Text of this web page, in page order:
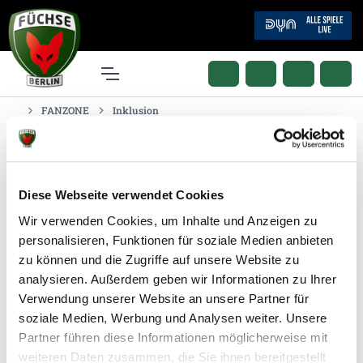
Diese Webseite verwendet Cookies
Wir verwenden Cookies, um Inhalte und Anzeigen zu
personalisieren, Funktionen für soziale Medien anbieten
zu können und die Zugriffe auf unsere Website zu
analysieren. Außerdem geben wir Informationen zu Ihrer
Verwendung unserer Website an unsere Partner für
soziale Medien, Werbung und Analysen weiter. Unsere
Partner führen diese Informationen möglicherweise mit
weiteren Daten zusammen, die Sie ihnen bereitgestellt
FANZONE Inklusion
Inklusion macht keinen
Unterschied!
Sport sollte für jeden zugänglich sein, unabhängig von
körperlichen oder geistigen Beeinträchtigungen.
Durch Sport können Menschen mit Behinderungen
nicht nur ihre körperliche Fitness verbessern, sondern
auch ihr Selbstbewusstsein stärken und soziale
Kontakte knüpfen. Dabei ist es wichtig, dass die